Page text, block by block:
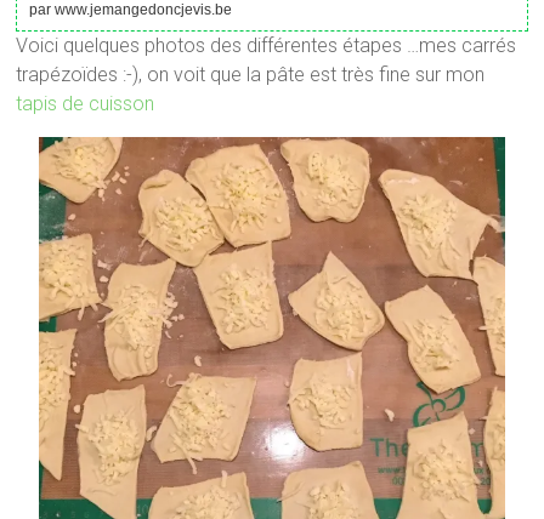
par www.jemangedoncjevis.be
Voici quelques photos des différentes étapes …mes carrés
trapézoïdes :-), on voit que la pâte est très fine sur mon
tapis de cuisson